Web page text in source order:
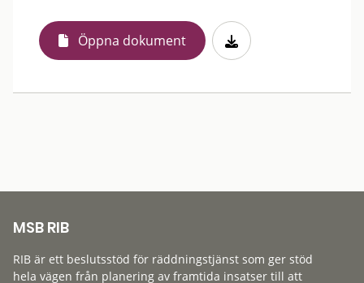
Öppna dokument
MSB RIB
RIB är ett beslutsstöd för räddningstjänst som ger stöd
hela vägen från planering av framtida insatser till att